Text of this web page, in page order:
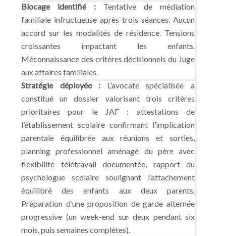
Blocage identifié : Tentative de médiation
familiale infructueuse après trois séances. Aucun
accord sur les modalités de résidence. Tensions
croissantes impactant les enfants.
Méconnaissance des critères décisionnels du Juge
aux affaires familiales.
Stratégie déployée : L’avocate spécialisée a
constitué un dossier valorisant trois critères
prioritaires pour le JAF : attestations de
l’établissement scolaire confirmant l’implication
parentale équilibrée aux réunions et sorties,
planning professionnel aménagé du père avec
flexibilité télétravail documentée, rapport du
psychologue scolaire soulignant l’attachement
équilibré des enfants aux deux parents.
Préparation d’une proposition de garde alternée
progressive (un week-end sur deux pendant six
mois, puis semaines complètes).